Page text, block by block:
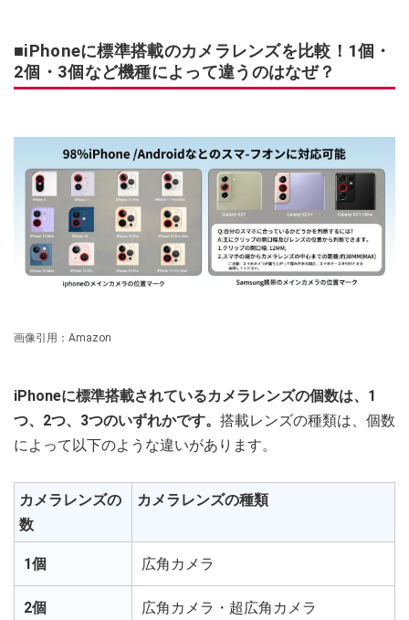
■iPhoneに標準搭載のカメラレンズを比較！1個・
2個・3個など機種によって違うのはなぜ？
画像引用：Amazon
iPhoneに標準搭載されているカメラレンズの個数は、1
つ、2つ、3つのいずれかです。 搭載レンズの種類は、個数
によって以下のような違いがあります。
カメラレンズの
数
カメラレンズの種類
1個 広角カメラ
2個 広角カメラ・超広角カメラ